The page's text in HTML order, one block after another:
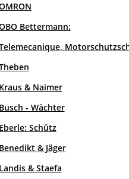
Bettermann:
Kraus & Naimer
Busch - Wächter
Eberle: Schütz
Benedikt & Jäger
Landis & Staefa